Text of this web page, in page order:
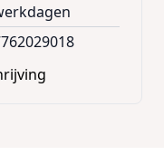
230 cm
30cm